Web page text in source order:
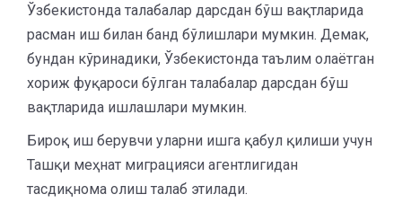
Ўзбекистонда талабалар дарсдан бўш вақтларида
расман иш билан банд бўлишлари мумкин. Демак,
бундан кўринадики, Ўзбекистонда таълим олаётган
хориж фуқароси бўлган талабалар дарсдан бўш
вақтларида ишлашлари мумкин.
Бироқ иш берувчи уларни ишга қабул қилиши учун
Ташқи меҳнат миграцияси агентлигидан
тасдиқнома олиш талаб этилади.